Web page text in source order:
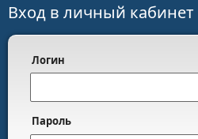
Вход в личный кабинет
логин
пароль